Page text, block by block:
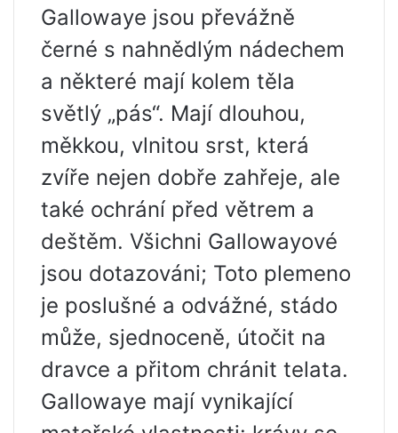
Gallowaye jsou převážně
černé s nahnědlým nádechem
a některé mají kolem těla
světlý „pás“. Mají dlouhou,
měkkou, vlnitou srst, která
zvíře nejen dobře zahřeje, ale
také ochrání před větrem a
deštěm. Všichni Gallowayové
jsou dotazováni; Toto plemeno
je poslušné a odvážné, stádo
může, sjednoceně, útočit na
dravce a přitom chránit telata.
Gallowaye mají vynikající